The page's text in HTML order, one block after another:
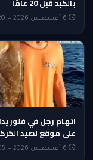
اتهام رجل في
على موقع لصيد